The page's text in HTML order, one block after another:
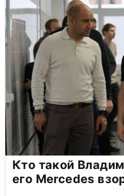
Кто такой
его Mercedes